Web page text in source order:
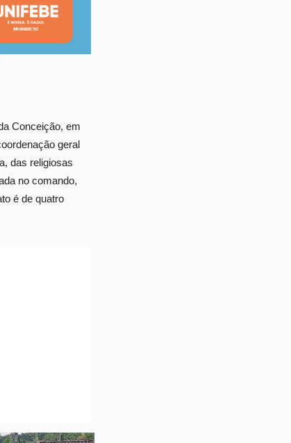
Conceição, em
geral
das religiosas
no comando,
é de quatro